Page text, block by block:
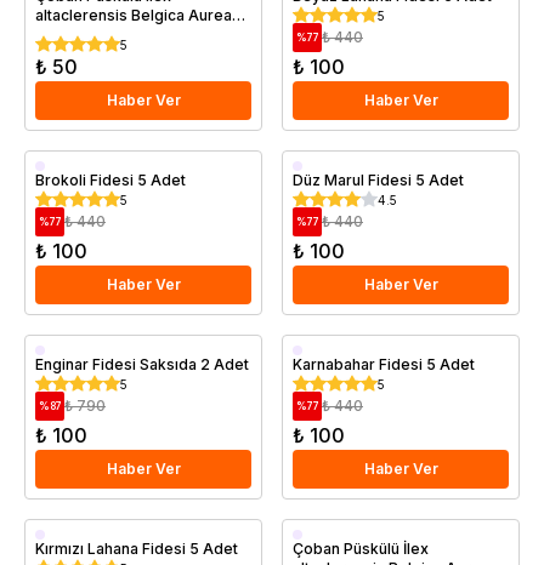
altaclerensis Belgica Aurea
20 40 cm Saksıda
5
₺ 50
Haber Ver
5
%77 ₺ 440
₺ 100
Haber Ver
Brokoli Fidesi 5 Adet
5
%77 ₺ 440
₺ 100
Haber Ver
Düz Marul Fidesi 5 Adet
4.5
%77 ₺ 440
₺ 100
Haber Ver
Enginar Fidesi Saksıda 2 Adet
5
% 87 ₺ 790
₺ 100
Haber Ver
Karnabahar Fidesi 5 Adet
5
%77 ₺ 440
₺ 100
Haber Ver
Kırmızı Lahana Fidesi 5 Adet Saksıda
Çoban Püskülü İlex